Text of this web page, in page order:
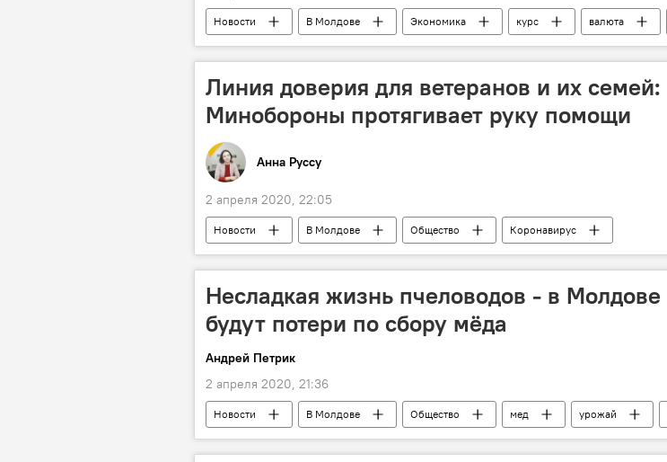
Новости В Молдове Экономика курс валюта
Линия доверия для ветеранов и их семей:
Минобороны протягивает руку помощи
Анна Руссу
2 апреля 2020, 22:05
Новости В Молдове Общество Коронавирус
Несладкая жизнь пчеловодов - в Молдове
будут потери по сбору мёда
Андрей Петрик
2 апреля 2020, 21:36
Новости В Молдове Общество мед урожай
Молдова